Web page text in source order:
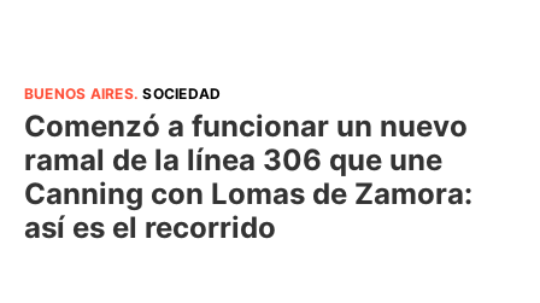
BUENOS AIRES.SOCIEDAD
Comenzó a funcionar un nuevo
ramal de la línea 306 que une
Canning con Lomas de Zamora:
así es el recorrido